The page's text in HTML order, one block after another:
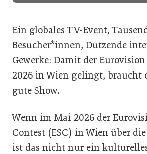
Ein globales TV-Event,
Besucher*innen, Dutzende
Gewerke: Damit der
2026 in Wien gelingt, braucht
gute Show.
Wenn im Mai 2026 der
Contest (ESC) in Wien über
ist das nicht nur ein